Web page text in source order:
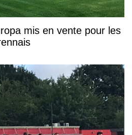
mis en vente pour les